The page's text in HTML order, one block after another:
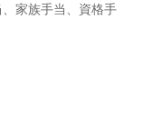
家族手当、資格手